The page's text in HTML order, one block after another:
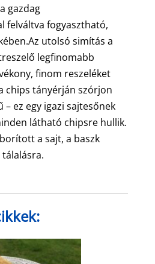
gazdag
felváltva fogyasztható,
utolsó simítás a
legfinomabb
finom reszeléket
chips tányérján szórjon
– ez egy igazi sajtesőnek
látható chipsre hullik.
a sajt, a baszk
tálalásra.